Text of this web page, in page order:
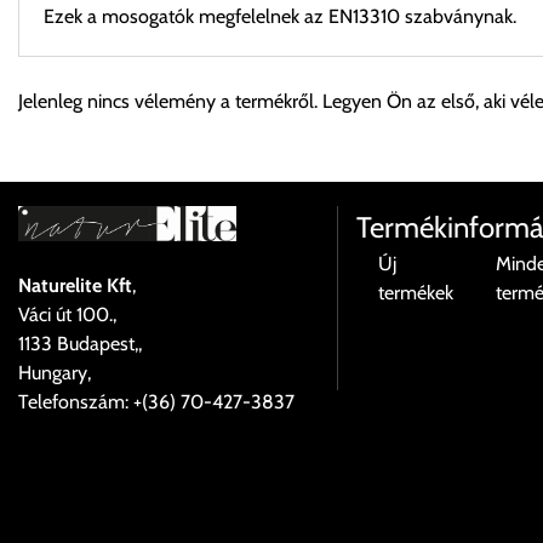
Ezek a mosogatók megfelelnek az EN13310 szabványnak.
Személyes átvétel:
Önnek lehetősége van rendelését a beérkezést követően
Cím:1133 Budapest, Váci út 100.
Szállítási díjak:
Az oldalunkon rendelés esetén, amennyiben szállítást is kér,
válassza ki.
Amennyiben nem biztos választásában, vagy a program
majd visszaigazolják a szállítás költségét.
Egyes termékek súlyát a program nem ismeri, rendelés
visszaigazolástól számított 24 órán belül a terméket
Jelenleg nincs vélemény a termékről. Legyen Ön az első, aki
Naturelite Kft,
Váci út 100.,
1133 Budapest,,
Hungary,
Telefonszám: +(36) 70-427-3837
Új
termékek